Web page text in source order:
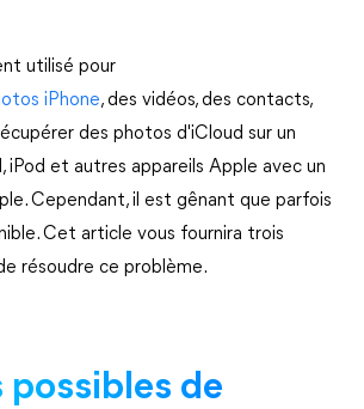
utilisé pour
iPhone, des vidéos, des contacts,
des photos d'iCloud sur un
iPod et autres appareils Apple avec un
Cependant, il est gênant que parfois
Cet article vous fournira trois
résoudre ce problème.
possibles de